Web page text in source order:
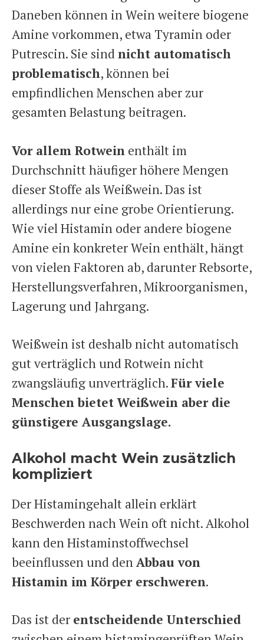
Daneben können in Wein weitere biogene
Amine vorkommen, etwa Tyramin oder
Putrescin. Sie sindnicht automatisch
problematisch, können bei
empfindlichen Menschen aber zur
gesamten Belastung beitragen.
Vor allem Rotwein enthält im
Durchschnitt häufiger höhere Mengen
dieser Stoffe als Weißwein. Das ist
allerdings nur eine grobe Orientierung.
Wie viel Histamin oder andere biogene
Amine ein konkreter Wein enthält, hängt
von vielen Faktoren ab, darunter Rebsorte,
Herstellungsverfahren, Mikroorganismen,
Lagerung und Jahrgang.
Weißwein ist deshalb nicht automatisch
gut verträglich und Rotwein nicht
zwangsläufig unverträglich.Für viele
Menschen bietet Weißwein aber die
günstigere Ausgangslage.
Alkohol macht Wein zusätzlich
kompliziert
Der Histamingehalt allein erklärt
Beschwerden nach Wein oft nicht. Alkohol
kann den Histaminstoffwechsel
beeinflussen und denAbbau von
Histamin im Körper erschweren.
Das ist der entscheidende Unterschied